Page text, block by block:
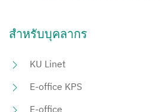
สำหรับบุคลากร
KU Linet
E-office KPS
E-office